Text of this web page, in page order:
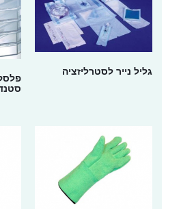
גליל נייר לסטרליזציה